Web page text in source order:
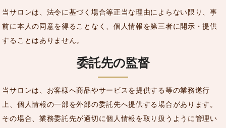
当サロンは、法令に基づく場合等正当な理由によらない限り、事
前に本人の同意を得ることなく、個人情報を第三者に開示・提供
することはありません。
委託先の監督
当サロンは、お客様へ商品やサービスを提供する等の業務遂行
上、個人情報の一部を外部の委託先へ提供する場合があります。
その場合、業務委託先が適切に個人情報を取り扱うように管理い